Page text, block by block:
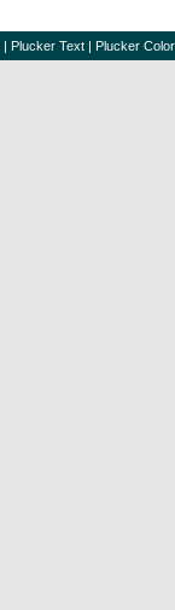
| Plucker Text | Plucker Color